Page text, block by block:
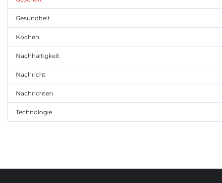
Gesundheit
Kochen
Nachhaltigkeit
Nachricht
Nachrichten
Technologie